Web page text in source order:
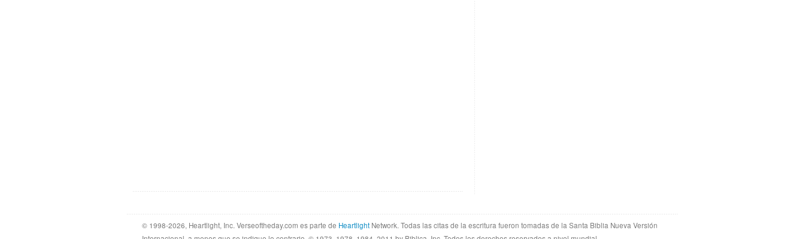
© 1998-2026, Heartlight, Inc. Verseoftheday.com es parte de Heartlight Network. Todas las citas de la escritura fueron tomadas de la Santa Biblia Nueva Versión